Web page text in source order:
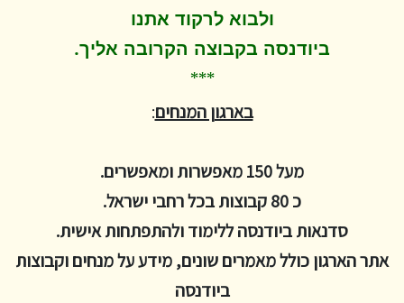
ולבוא לרקוד אתנו
ביודנסה בקבוצה הקרובה אליך.
***
בארגון המנחים:
מעל 150 מאפשרות ומאפשרים.
כ 80 קבוצות בכל רחבי ישראל.
סדנאות ביודנסה ללימוד ולהתפתחות אישית.
אתר הארגון כולל מאמרים שונים, מידע על מנחים וקבוצות
ביודנסה